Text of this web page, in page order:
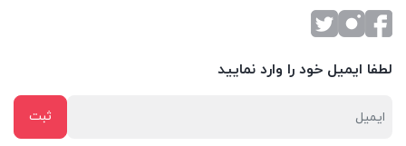
لطفا ایمیل خود را وارد نمایید